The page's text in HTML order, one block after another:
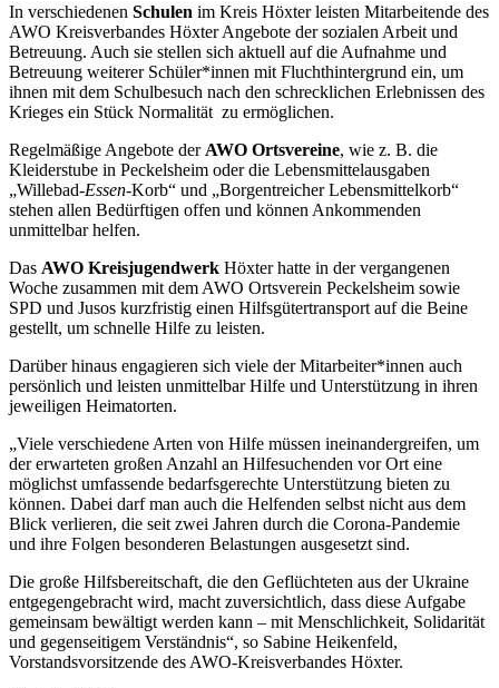
In verschiedenen Schulen im Kreis Höxter leisten Mitarbeitende des
AWO Kreisverbandes Höxter Angebote der sozialen Arbeit und
Betreuung. Auch sie stellen sich aktuell auf die Aufnahme und
Betreuung weiterer Schüler*innen mit Fluchthintergrund ein, um
ihnen mit dem Schul­besuch nach den schrecklichen Erlebnissen des
Krieges ein Stück Normalität zu ermöglichen.
Regelmäßige Angebote der AWO Ortsvereine, wie z. B. die
Kleiderstube in Peckelsheim oder die Lebensmittelausgaben
„Willebad-Essen-Korb“ und „Borgentreicher Lebensmittelkorb“
stehen allen Bedürftigen offen und können Ankommenden
unmittelbar helfen.
Das AWO Kreisjugendwerk Höxter hatte in der vergangenen
Woche zusammen mit dem AWO Ortsverein Peckelsheim sowie
SPD und Jusos kurzfristig einen Hilfsgütertransport auf die Beine
gestellt, um schnelle Hilfe zu leisten.
Darüber hinaus engagieren sich viele der Mitarbeiter*innen auch
persönlich und leisten unmittelbar Hilfe und Unterstützung in ihren
jeweiligen Heimatorten.
„Viele verschiedene Arten von Hilfe müssen ineinandergreifen, um
der erwarteten großen Anzahl an Hilfesuchenden vor Ort eine
möglichst umfassende bedarfsgerechte Unterstützung bieten zu
können. Dabei darf man auch die Helfenden selbst nicht aus dem
Blick verlieren, die seit zwei Jah­ren durch die Corona-Pandemie
und ihre Folgen besonderen Belastungen ausgesetzt sind.
Die große Hilfsbereitschaft, die den Geflüchteten aus der Ukraine
entgegengebracht wird, macht zuversichtlich, dass diese Aufgabe
gemeinsam bewältigt werden kann – mit Menschlichkeit, Soli­darität
und gegenseitigem Verständnis“, so Sabine Heikenfeld,
Vorstandsvorsitzende des AWO-Kreisverbandes Höxter.